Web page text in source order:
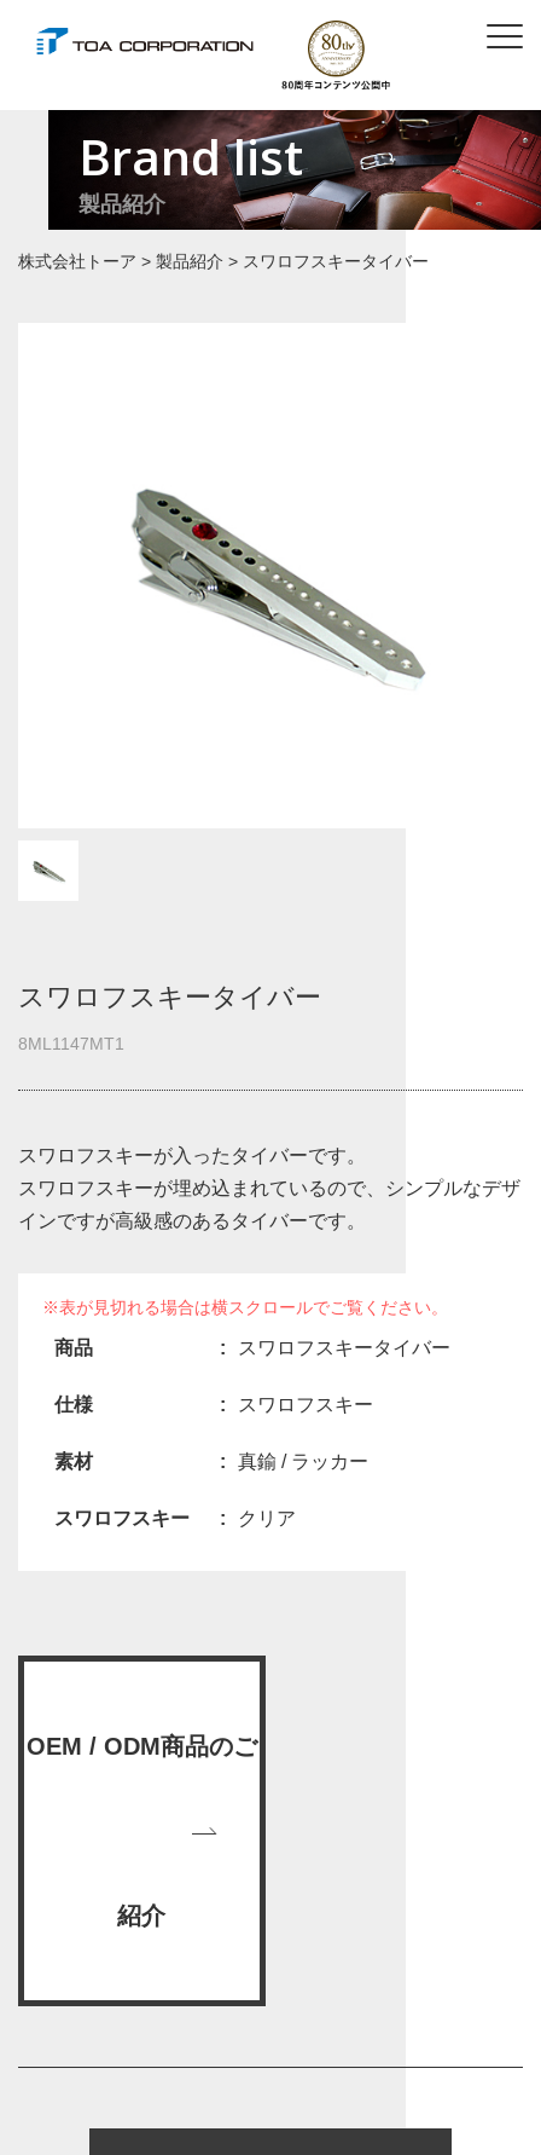
Brand list
製品紹介
株式会社トーア > 製品紹介 > スワロフスキータイバー
スワロフスキータイバー
8ML1147MT1
スワロフスキーが入ったタイバーです。
スワロフスキーが埋め込まれているので、シンプルなデザ
インですが高級感のあるタイバーです。
商品 スワロフスキータイバー
仕様 スワロフスキー
素材 真鍮 / ラッカー
スワロフスキー クリア
OEM / ODM商品のご
紹介